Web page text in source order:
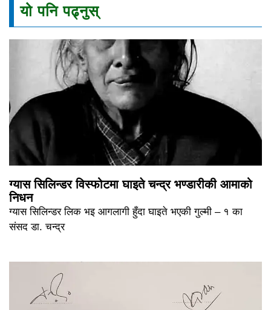
यो पनि पढ्नुस्
ग्यास सिलिन्डर विस्फोटमा घाइते चन्द्र भण्डारीकी आमाको
निधन
ग्यास सिलिन्डर लिक भइ आगलागी हुँदा घाइते भएकी गुल्मी – १ का
संसद डा. चन्द्र